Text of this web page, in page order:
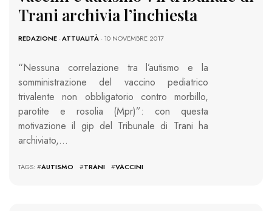
Trani archivia l’inchiesta
REDAZIONE-ATTUALITÀ- 10 NOVEMBRE 2017
“Nessuna correlazione tra l’autismo e la
somministrazione del vaccino pediatrico
trivalente non obbligatorio contro morbillo,
parotite e rosolia (Mpr)”: con questa
motivazione il gip del Tribunale di Trani ha
archiviato,…
TAGS: #AUTISMO #TRANI #VACCINI